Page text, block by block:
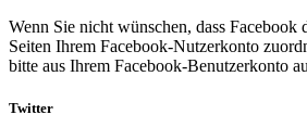
Wenn Sie nicht wünschen, dass Facebook
Seiten Ihrem Facebook-Nutzerkonto
bitte aus Ihrem Facebook-Benutzerkonto
Twitter